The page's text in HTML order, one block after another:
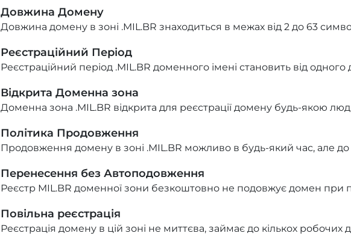
Довжина Домену
Довжина домену в зоні .MIL.BR знаходиться в межах від 2 до 63
Реєстраційний Період
Реєстраційний період .MIL.BR доменного імені становить від одного
Відкрита Доменна зона
Доменна зона .MIL.BR відкрита для реєстрації домену будь-якою
Політика Продовження
Продовження домену в зоні .MIL.BR можливо в будь-який час, але до
Перенесення без Автоподовження
Реєстр MIL.BR доменної зони безкоштовно не подовжує домен при
Повільна реєстрація
Реєстрація домену в цій зоні не миттєва, займає до кількох робочих